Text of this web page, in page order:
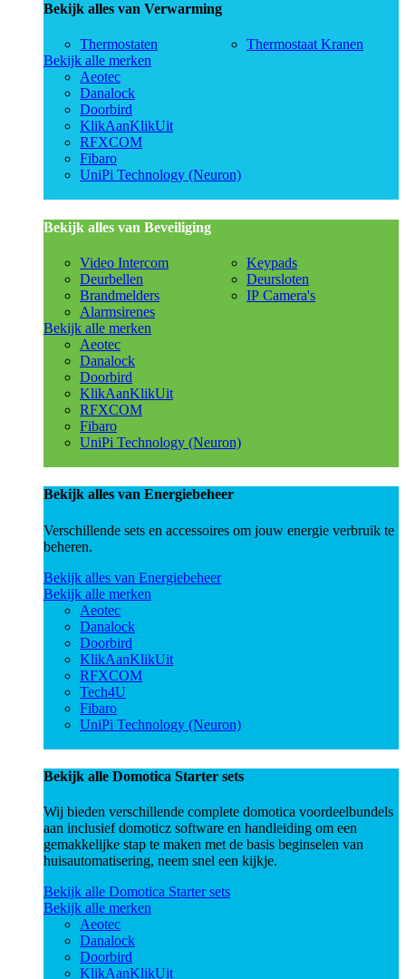
Bekijk alles van Verwarming
Thermostaten
Thermostaat Kranen
Bekijk alle merken
Aeotec
Danalock
Doorbird
KlikAanKlikUit
RFXCOM
Fibaro
UniPi Technology (Neuron)
Bekijk alles van Beveiliging
Video Intercom
Deurbellen
Brandmelders
Alarmsirenes
Keypads
Deursloten
IP Camera's
Bekijk alle merken
Aeotec
Danalock
Doorbird
KlikAanKlikUit
RFXCOM
Fibaro
UniPi Technology (Neuron)
Bekijk alles van Energiebeheer
Verschillende sets en accessoires om jouw energie verbruik te
beheren.
Bekijk alles van Energiebeheer
Bekijk alle merken
Aeotec
Danalock
Doorbird
KlikAanKlikUit
RFXCOM
Tech4U
Fibaro
UniPi Technology (Neuron)
Bekijk alle Domotica Starter sets
Wij bieden verschillende complete domotica voordeelbundels
aan inclusief domoticz software en handleiding om een
gemakkelijke stap te maken met de basis beginselen van
huisautomatisering, neem snel een kijkje.
Bekijk alle Domotica Starter sets
Bekijk alle merken
Aeotec
Danalock
Doorbird
KlikAanKlikUit